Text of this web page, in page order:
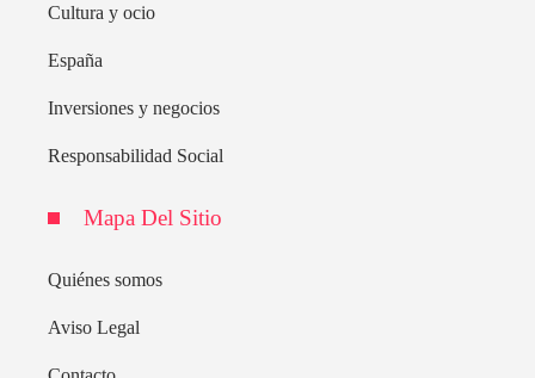
Cultura y ocio
España
Inversiones y negocios
Responsabilidad Social
Mapa Del Sitio
Quiénes somos
Aviso Legal